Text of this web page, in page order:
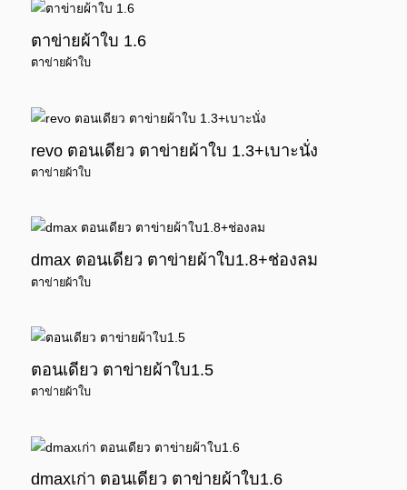
ตาข่ายผ้าใบ 1.6
ตาข่ายผ้าใบ
revo ตอนเดียว ตาข่ายผ้าใบ 1.3+เบาะนั่ง
ตาข่ายผ้าใบ
dmax ตอนเดียว ตาข่ายผ้าใบ1.8+ช่องลม
ตาข่ายผ้าใบ
ตอนเดียว ตาข่ายผ้าใบ1.5
ตาข่ายผ้าใบ
dmaxเก่า ตอนเดียว ตาข่ายผ้าใบ1.6